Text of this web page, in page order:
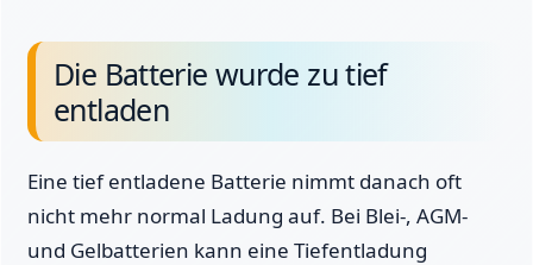
Die Batterie wurde zu tief
entladen
Eine tief entladene Batterie nimmt danach oft
nicht mehr normal Ladung auf. Bei Blei-, AGM-
und Gelbatterien kann eine Tiefentladung